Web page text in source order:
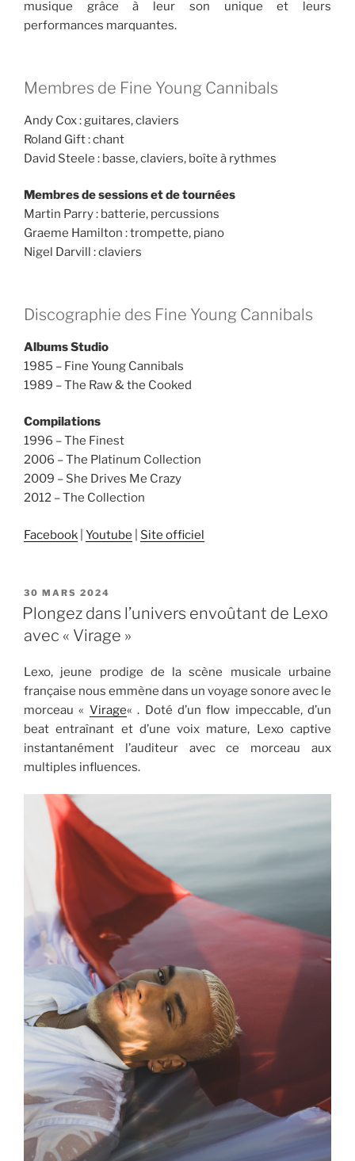
musique grâce à leur son unique et leurs
performances marquantes.
Membres de Fine Young Cannibals
Andy Cox : guitares, claviers
Roland Gift : chant
David Steele : basse, claviers, boîte à rythmes
Membres de sessions et de tournées
Martin Parry : batterie, percussions
Graeme Hamilton : trompette, piano
Nigel Darvill : claviers
Discographie des Fine Young Cannibals
Albums Studio
1985 – Fine Young Cannibals
1989 – The Raw & the Cooked
Compilations
1996 – The Finest
2006 – The Platinum Collection
2009 – She Drives Me Crazy
2012 – The Collection
Facebook Youtube Site officiel
PUBLIÉ
LE
30 MARS 2024
Plongez dans l’univers envoûtant de Lexo
avec « Virage »
Lexo, jeune prodige de la scène musicale urbaine
française nous emmène dans un voyage sonore avec le
morceau « Virage« . Doté d’un flow impeccable, d’un
beat entraînant et d’une voix mature, Lexo captive
instantanément l’auditeur avec ce morceau aux
multiples influences.